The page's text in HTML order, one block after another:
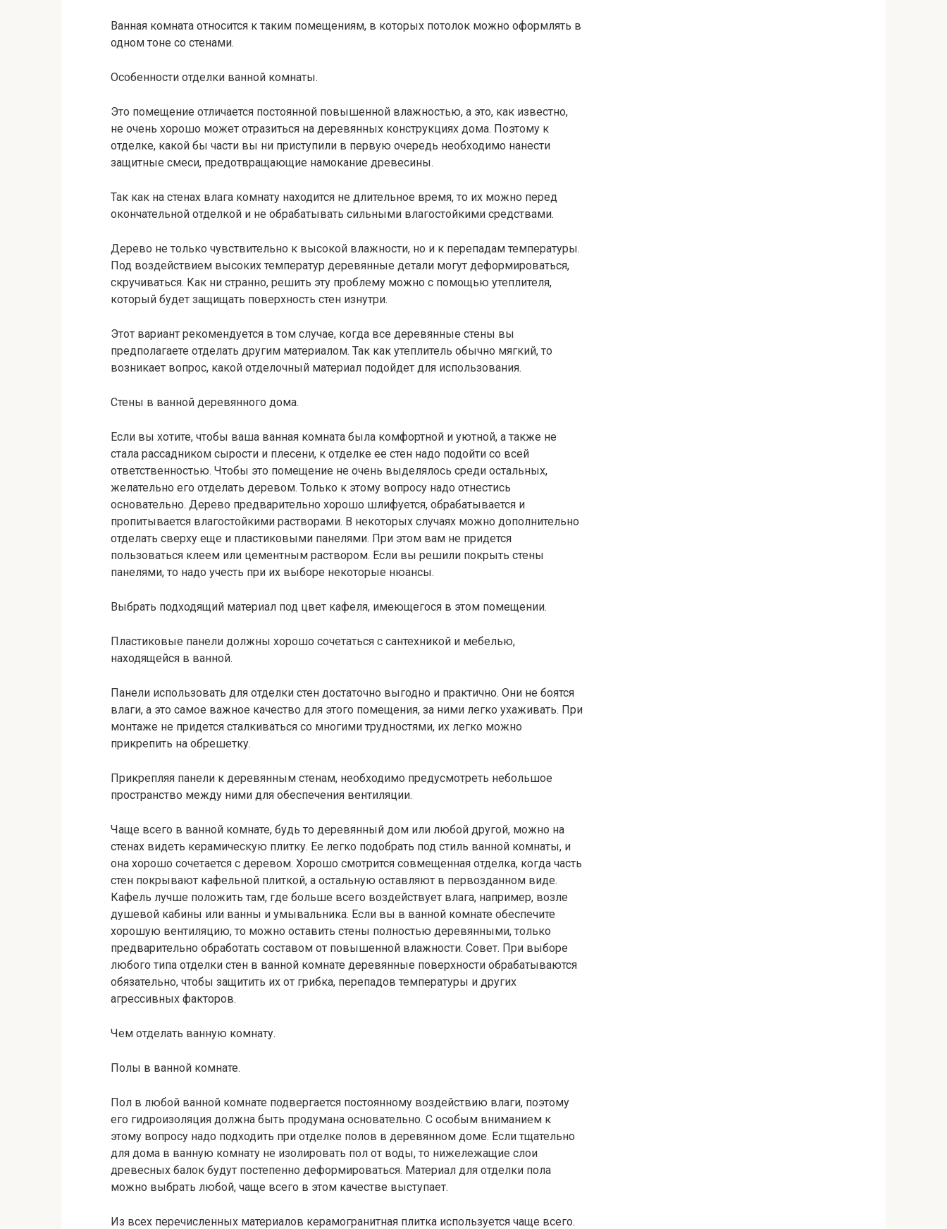
Ванная комната относится к таким помещениям, в которых потолок можно оформлять в
одном тоне со стенами.
Особенности отделки ванной комнаты.
Это помещение отличается постоянной повышенной влажностью, а это, как известно,
не очень хорошо может отразиться на деревянных конструкциях дома. Поэтому к
отделке, какой бы части вы ни приступили в первую очередь необходимо нанести
защитные смеси, предотвращающие намокание древесины.
Так как на стенах влага комнату находится не длительное время, то их можно перед
окончательной отделкой и не обрабатывать сильными влагостойкими средствами.
Дерево не только чувствительно к высокой влажности, но и к перепадам температуры.
Под воздействием высоких температур деревянные детали могут деформироваться,
скручиваться. Как ни странно, решить эту проблему можно с помощью утеплителя,
который будет защищать поверхность стен изнутри.
Этот вариант рекомендуется в том случае, когда все деревянные стены вы
предполагаете отделать другим материалом. Так как утеплитель обычно мягкий, то
возникает вопрос, какой отделочный материал подойдет для использования.
Стены в ванной деревянного дома.
Если вы хотите, чтобы ваша ванная комната была комфортной и уютной, а также не
стала рассадником сырости и плесени, к отделке ее стен надо подойти со всей
ответственностью. Чтобы это помещение не очень выделялось среди остальных,
желательно его отделать деревом. Только к этому вопросу надо отнестись
основательно. Дерево предварительно хорошо шлифуется, обрабатывается и
пропитывается влагостойкими растворами. В некоторых случаях можно дополнительно
отделать сверху еще и пластиковыми панелями. При этом вам не придется
пользоваться клеем или цементным раствором. Если вы решили покрыть стены
панелями, то надо учесть при их выборе некоторые нюансы.
Выбрать подходящий материал под цвет кафеля, имеющегося в этом помещении.
Пластиковые панели должны хорошо сочетаться с сантехникой и мебелью,
находящейся в ванной.
Панели использовать для отделки стен достаточно выгодно и практично. Они не боятся
влаги, а это самое важное качество для этого помещения, за ними легко ухаживать. При
монтаже не придется сталкиваться со многими трудностями, их легко можно
прикрепить на обрешетку.
Прикрепляя панели к деревянным стенам, необходимо предусмотреть небольшое
пространство между ними для обеспечения вентиляции.
Чаще всего в ванной комнате, будь то деревянный дом или любой другой, можно на
стенах видеть керамическую плитку. Ее легко подобрать под стиль ванной комнаты, и
она хорошо сочетается с деревом. Хорошо смотрится совмещенная отделка, когда часть
стен покрывают кафельной плиткой, а остальную оставляют в первозданном виде.
Кафель лучше положить там, где больше всего воздействует влага, например, возле
душевой кабины или ванны и умывальника. Если вы в ванной комнате обеспечите
хорошую вентиляцию, то можно оставить стены полностью деревянными, только
предварительно обработать составом от повышенной влажности. Совет. При выборе
любого типа отделки стен в ванной комнате деревянные поверхности обрабатываются
обязательно, чтобы защитить их от грибка, перепадов температуры и других
агрессивных факторов.
Чем отделать ванную комнату.
Полы в ванной комнате.
Пол в любой ванной комнате подвергается постоянному воздействию влаги, поэтому
его гидроизоляция должна быть продумана основательно. С особым вниманием к
этому вопросу надо подходить при отделке полов в деревянном доме. Если тщательно
для дома в ванную комнату не изолировать пол от воды, то нижележащие слои
древесных балок будут постепенно деформироваться. Материал для отделки пола
можно выбрать любой, чаще всего в этом качестве выступает.
Из всех перечисленных материалов керамогранитная плитка используется чаще всего.